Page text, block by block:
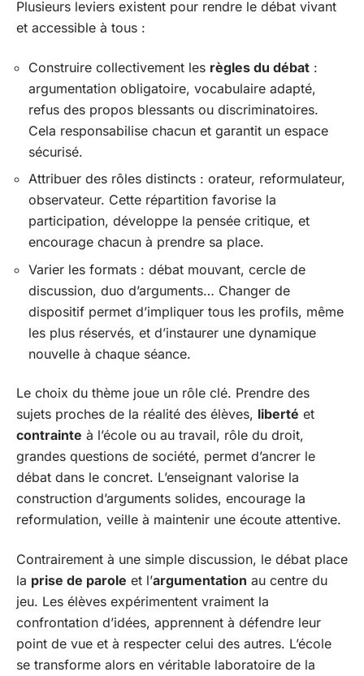
Plusieurs leviers existent pour rendre le débat vivant
et accessible à tous :
Construire collectivement les règles du débat :
argumentation obligatoire, vocabulaire adapté,
refus des propos blessants ou discriminatoires.
Cela responsabilise chacun et garantit un espace
sécurisé.
Attribuer des rôles distincts : orateur, reformulateur,
observateur. Cette répartition favorise la
participation, développe la pensée critique, et
encourage chacun à prendre sa place.
Varier les formats : débat mouvant, cercle de
discussion, duo d’arguments… Changer de
dispositif permet d’impliquer tous les profils, même
les plus réservés, et d’instaurer une dynamique
nouvelle à chaque séance.
Le choix du thème joue un rôle clé. Prendre des
sujets proches de la réalité des élèves, liberté et
contrainte à l’école ou au travail, rôle du droit,
grandes questions de société, permet d’ancrer le
débat dans le concret. L’enseignant valorise la
construction d’arguments solides, encourage la
reformulation, veille à maintenir une écoute attentive.
Contrairement à une simple discussion, le débat place
la prise de parole et l’argumentation au centre du
jeu. Les élèves expérimentent vraiment la
confrontation d’idées, apprennent à défendre leur
point de vue et à respecter celui des autres. L’école
se transforme alors en véritable laboratoire de la